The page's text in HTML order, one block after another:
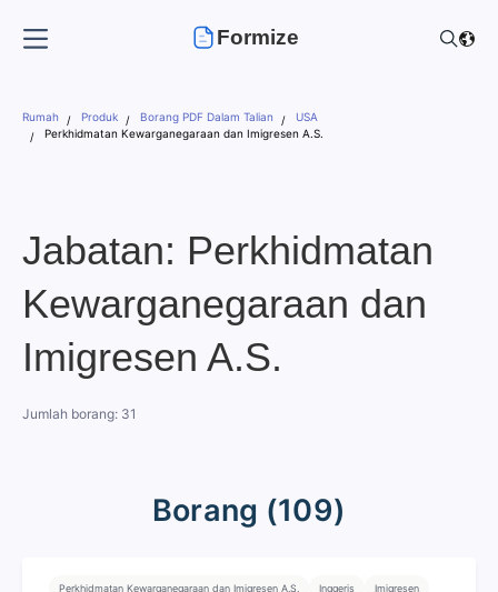
Formize
Rumah Produk Borang PDF Dalam Talian
USA
Perkhidmatan Kewarganegaraan dan Imigresen A.S.
Jabatan: Perkhidmatan
Kewarganegaraan dan
Imigresen A.S.
Jumlah borang: 31
Borang (109)
Perkhidmatan Kewarganegaraan dan Imigresen A.S. Inggeris Imigresen